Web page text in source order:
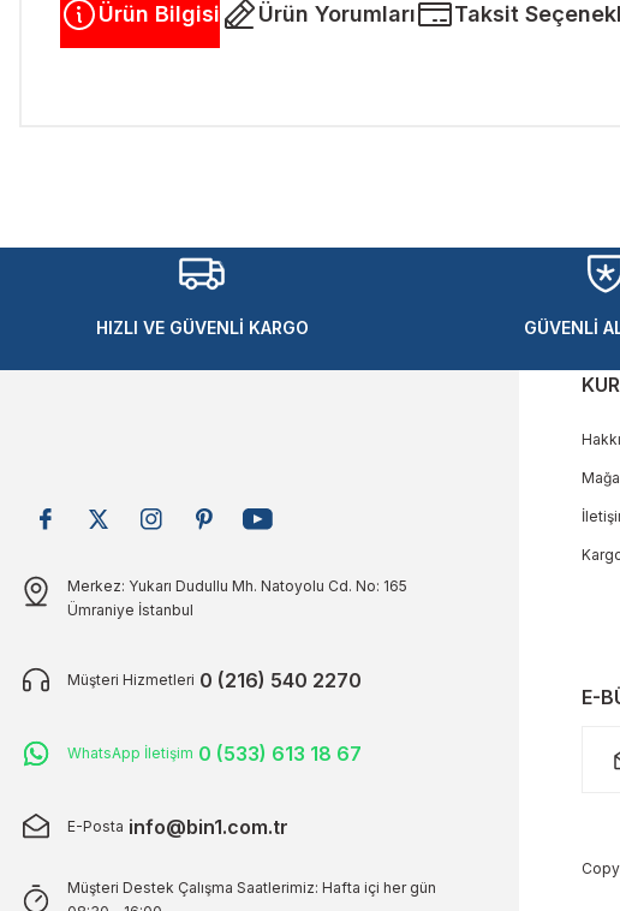
Ürün Bilgisi Ürün Yorumları Taksit
Ürün açıklamasında eksik bilgiler bulunuyor.
Ürün bilgilerinde hatalar bulunuyor.
Ürün fiyatı diğer sitelerden daha pahalı.
HIZLI VE GÜVENLİ KARGO GÜVENLİ
Merkez: Yukarı Dudullu Mh. Natoyolu Cd. No: 165
Ümraniye İstanbul
Müşteri Hizmetleri 0 (216) 540 2270
WhatsApp İletişim 0 (533) 613 18 67
E-Posta info@bin1.com.tr
Müşteri Destek Çalışma Saatlerimiz: Hafta içi her gün
E-